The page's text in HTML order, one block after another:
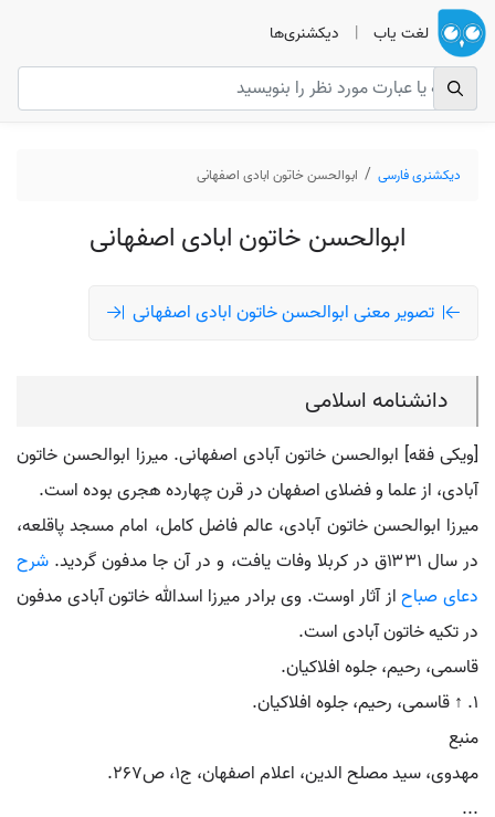
لغت یاب | دیکشنری‌ها
دیکشنری فارسی ابوالحسن خاتون ابادی اصفهانی
ابوالحسن خاتون ابادی اصفهانی
تصویر معنی ابوالحسن خاتون ابادی اصفهانی
دانشنامه اسلامی
[ویکی فقه] ابوالحسن خاتون آبادی اصفهانی. میرزا ابوالحسن خاتون
آبادی، از علما و فضلای اصفهان در قرن چهارده هجری بوده است.
میرزا ابوالحسن خاتون آبادی، عالم فاضل کامل، امام مسجد پاقلعه،
در سال ۱۳۳۱ق در کربلا وفات یافت، و در آن جا مدفون گردید.
شرح
دعای صباحاز آثار اوست. وی برادر میرزا اسدالله خاتون آبادی مدفون
در تکیه خاتون آبادی است.
قاسمی، رحیم، جلوه افلاکیان.
۱. ↑ قاسمی، رحیم، جلوه افلاکیان.
منبع
مهدوی، سید مصلح الدین، اعلام اصفهان، ج۱، ص۲۶۷.
...